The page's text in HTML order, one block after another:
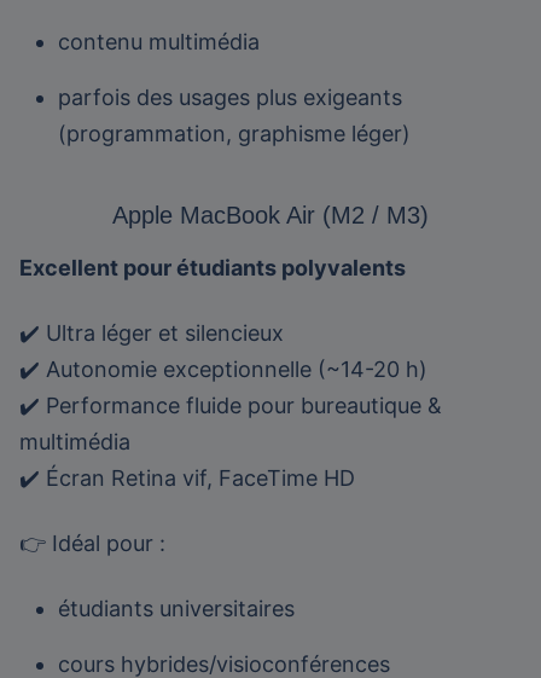
contenu multimédia
parfois des usages plus exigeants
(programmation, graphisme léger)
Apple MacBook Air (M2 / M3)
Excellent pour étudiants polyvalents
✔️ Ultra léger et silencieux
✔️ Autonomie exceptionnelle (~14-20 h)
✔️ Performance fluide pour bureautique &
multimédia
✔️ Écran Retina vif, FaceTime HD
👉 Idéal pour :
étudiants universitaires
cours hybrides/visioconférences